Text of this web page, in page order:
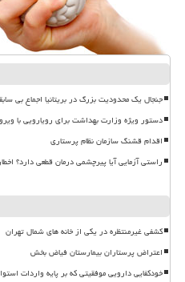
جنجال یک محدودیت بزرگ در بریتانیا اجماع بی
دستور ویژه وزارت بهداشت برای رویارویی با
اقدام قشنگ سازمان نظام پرستاری
راستی آزمایی آیا پیرچشمی درمان قطعی دارد؟
کشفی غیرمنتظره در یکی از خانه های شمال تهران
اعتراض پرستاران بیمارستان فیاض بخش
خودکفایی دارویی موفقیتی که بر پایه واردات